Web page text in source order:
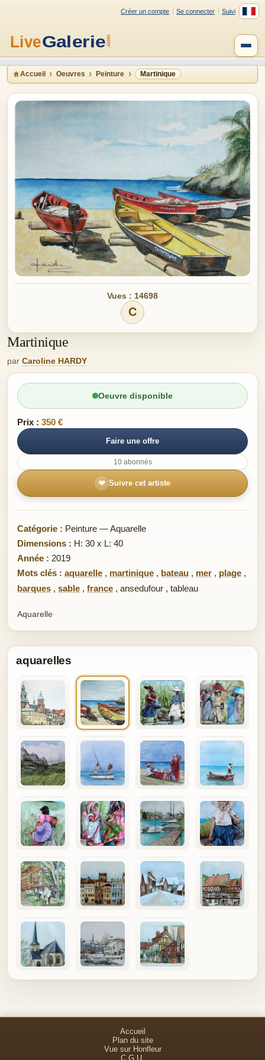
Créer un compte Se connecter Suivi
Accueil Oeuvres Peinture Martinique
Vues : 14698
C
Martinique
par Caroline HARDY
Oeuvre disponible
Prix : 350 €
Faire une offre
10 abonnés
❤ Suivre cet artiste
Catégorie : Peinture — Aquarelle
Dimensions : H: 30 x L: 40
Année : 2019
Mots clés : aquarelle , martinique , bateau , mer , plage ,
barques , sable , france , ansedufour , tableau
Aquarelle
aquarelles
Accueil
Plan du site
Vue sur Honfleur
C.G.U.